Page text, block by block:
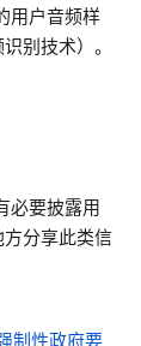
用户音频样
别技术）。
必要披露用
分享此类信